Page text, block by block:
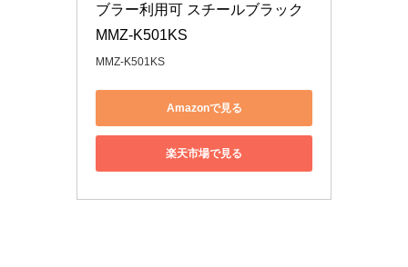
ブラー利用可 スチールブラック
MMZ-K501KS
MMZ-K501KS
Amazonで見る
楽天市場で見る